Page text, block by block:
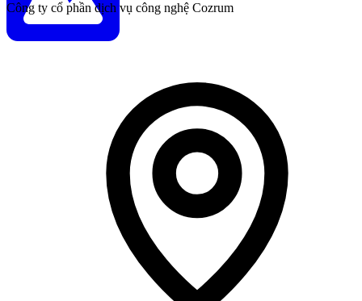
Công ty cổ phần dịch vụ công nghệ Cozrum